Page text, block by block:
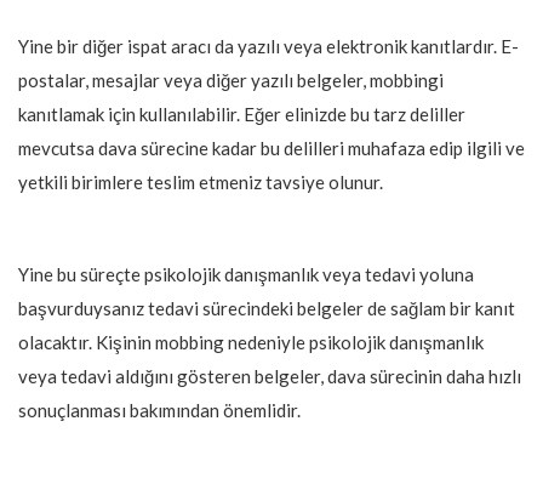
Yine bir diğer ispat aracı da yazılı veya elektronik kanıtlardır. E-
postalar, mesajlar veya diğer yazılı belgeler, mobbingi
kanıtlamak için kullanılabilir. Eğer elinizde bu tarz deliller
mevcutsa dava sürecine kadar bu delilleri muhafaza edip ilgili ve
yetkili birimlere teslim etmeniz tavsiye olunur.
Yine bu süreçte psikolojik danışmanlık veya tedavi yoluna
başvurduysanız tedavi sürecindeki belgeler de sağlam bir kanıt
olacaktır. Kişinin mobbing nedeniyle psikolojik danışmanlık
veya tedavi aldığını gösteren belgeler, dava sürecinin daha hızlı
sonuçlanması bakımından önemlidir.